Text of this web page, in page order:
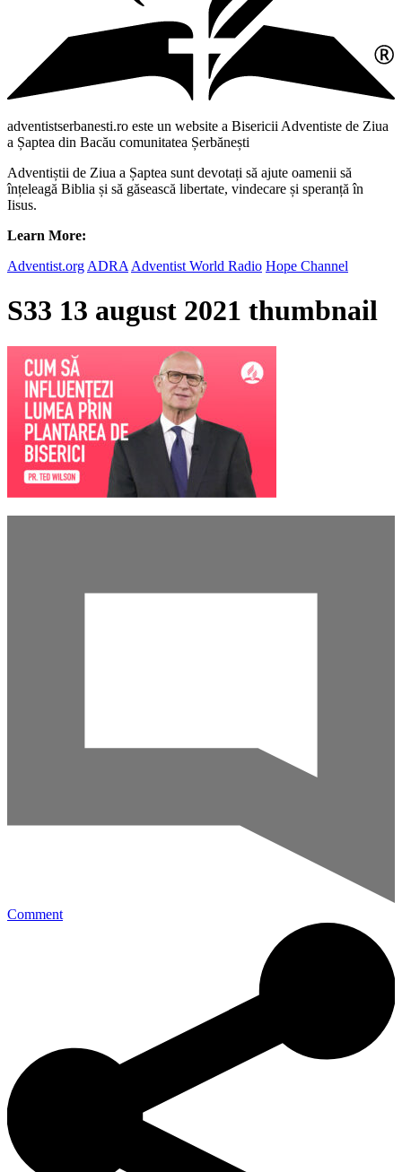
adventistserbanesti.ro este un website a Bisericii Adventiste de Ziua
a Șaptea din Bacău comunitatea Șerbănești
Adventiștii de Ziua a Șaptea sunt devotați să ajute oamenii să
înțeleagă Biblia și să găsească libertate, vindecare și speranță în
Iisus.
Learn More:
Adventist.org ADRA Adventist World Radio Hope Channel
S33 13 august 2021 thumbnail
Comment